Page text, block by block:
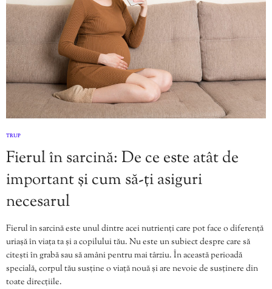
TRUP
Fierul în sarcină: De ce este atât de
important și cum să-ți asiguri
necesarul
Fierul în sarcină este unul dintre acei nutrienți care pot face o diferență
uriașă în viața ta și a copilului tău. Nu este un subiect despre care să
citești în grabă sau să amâni pentru mai târziu. În această perioadă
specială, corpul tău susține o viață nouă și are nevoie de susținere din
toate direcțiile.